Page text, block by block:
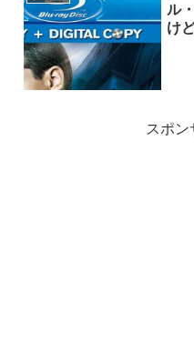
ル
け
スポン